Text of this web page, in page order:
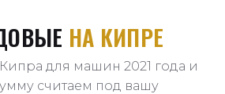
НА КИПРЕ
для машин 2021 года и
считаем под вашу